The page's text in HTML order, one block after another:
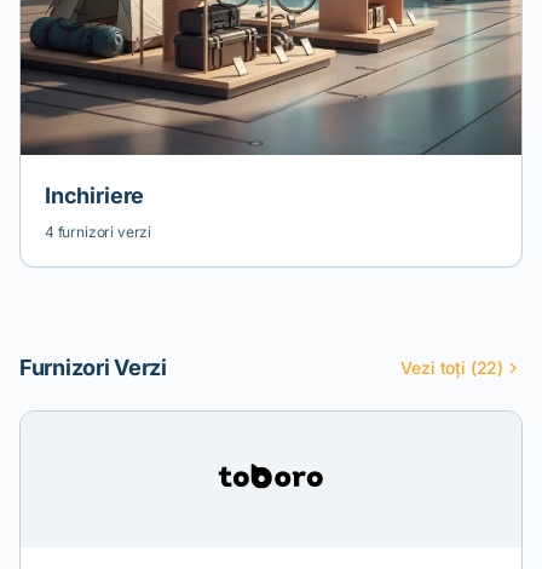
Inchiriere
4 furnizori verzi
Furnizori Verzi Vezi toți (22)